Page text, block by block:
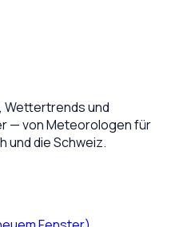
und
— von Meteorologen für
und die Schweiz.